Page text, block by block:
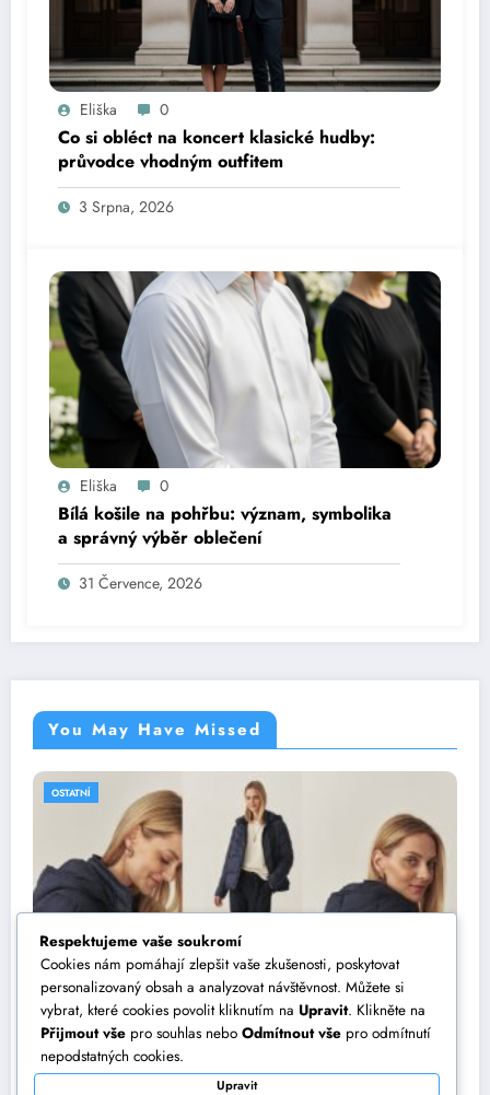
Eliška 0
Co si obléct na koncert klasické hudby:
průvodce vhodným outfitem
3 Srpna, 2026
Eliška 0
Bílá košile na pohřbu: význam, symbolika
a správný výběr oblečení
31 Července, 2026
You May Have Missed
OSTATNÍ
Jak vytvořit dokonalý outfit? Vsaďte na
dámské bundy TATUUM
Respektujeme vaše soukromí
Cookies nám pomáhají zlepšit vaše zkušenosti, poskytovat
personalizovaný obsah a analyzovat návštěvnost. Můžete si
vybrat, které cookies povolit kliknutím na Upravit. Klikněte na
Přijmout vše pro souhlas nebo Odmítnout vše pro odmítnutí
nepodstatných cookies.
Upravit